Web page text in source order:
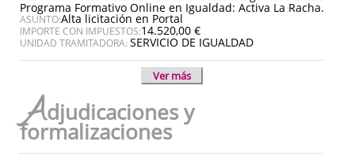
Programa Formativo Online en Igualdad: Activa La Racha.
ASUNTO:Alta licitación en Portal
IMPORTE CON IMPUESTOS:14.520,00 €
UNIDAD TRAMITADORA: SERVICIO DE IGUALDAD
Ver más
Adjudicaciones y
formalizaciones